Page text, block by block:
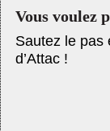
Vous voulez
Sautez le pas
d’Attac !